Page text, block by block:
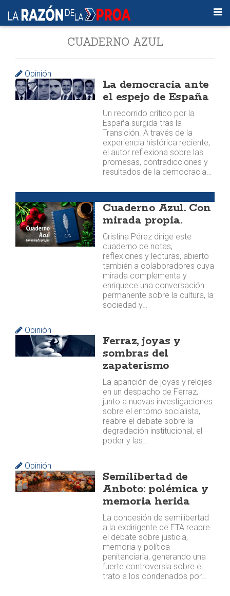
CUADERNO AZUL
Opinión
La democracia ante
el espejo de España
Un recorrido crítico por la
España surgida tras la
Transición. A través de la
experiencia histórica reciente,
el autor reflexiona sobre las
promesas, contradicciones y
resultados de la democracia…
Cuaderno Azul. Con
mirada propia.
Cristina Pérez dirige este
cuaderno de notas,
reflexiones y lecturas, abierto
también a colaboradores cuya
mirada complementa y
enriquece una conversación
permanente sobre la cultura, la
sociedad y…
Opinión
Ferraz, joyas y
sombras del
zapaterismo
La aparición de joyas y relojes
en un despacho de Ferraz,
junto a nuevas investigaciones
sobre el entorno socialista,
reabre el debate sobre la
degradación institucional, el
poder y las…
Opinión
Semilibertad de
Anboto: polémica y
memoria herida
La concesión de semilibertad
a la exdirigente de ETA reabre
el debate sobre justicia,
memoria y política
penitenciaria, generando una
fuerte controversia sobre el
trato a los condenados por…